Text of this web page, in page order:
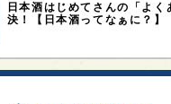
日本酒はじめてさんの「よく
決！【日本酒ってなぁに？】